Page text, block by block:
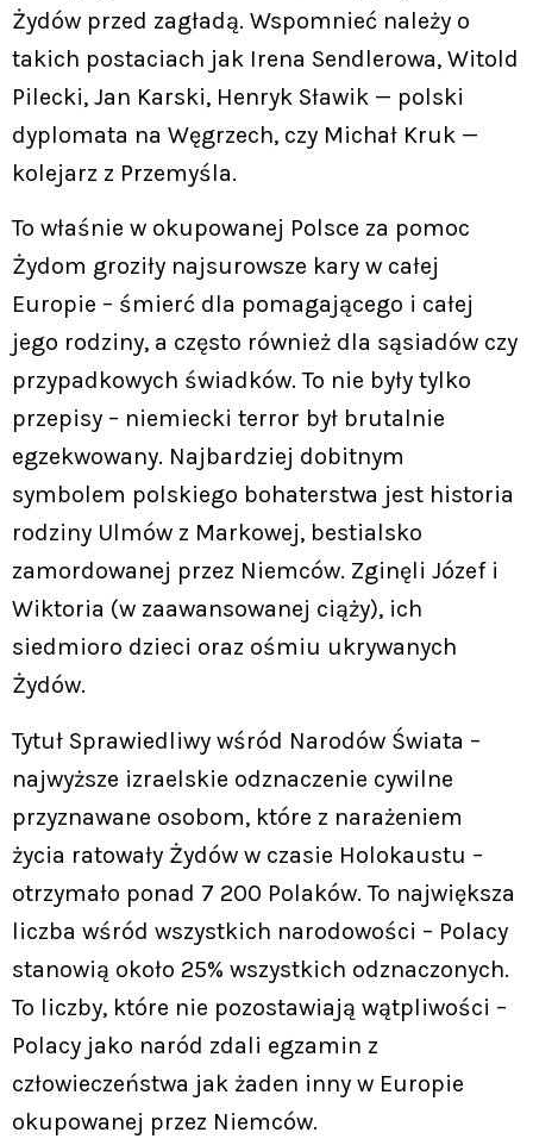
Żydów przed zagładą. Wspomnieć należy o
takich postaciach jak Irena Sendlerowa, Witold
Pilecki, Jan Karski, Henryk Sławik — polski
dyplomata na Węgrzech, czy Michał Kruk —
kolejarz z Przemyśla.
To właśnie w okupowanej Polsce za pomoc
Żydom groziły najsurowsze kary w całej
Europie – śmierć dla pomagającego i całej
jego rodziny, a często również dla sąsiadów czy
przypadkowych świadków. To nie były tylko
przepisy – niemiecki terror był brutalnie
egzekwowany. Najbardziej dobitnym
symbolem polskiego bohaterstwa jest historia
rodziny Ulmów z Markowej, bestialsko
zamordowanej przez Niemców. Zginęli Józef i
Wiktoria (w zaawansowanej ciąży), ich
siedmioro dzieci oraz ośmiu ukrywanych
Żydów.
Tytuł Sprawiedliwy wśród Narodów Świata –
najwyższe izraelskie odznaczenie cywilne
przyznawane osobom, które z narażeniem
życia ratowały Żydów w czasie Holokaustu –
otrzymało ponad 7 200 Polaków. To największa
liczba wśród wszystkich narodowości – Polacy
stanowią około 25% wszystkich odznaczonych.
To liczby, które nie pozostawiają wątpliwości –
Polacy jako naród zdali egzamin z
człowieczeństwa jak żaden inny w Europie
okupowanej przez Niemców.